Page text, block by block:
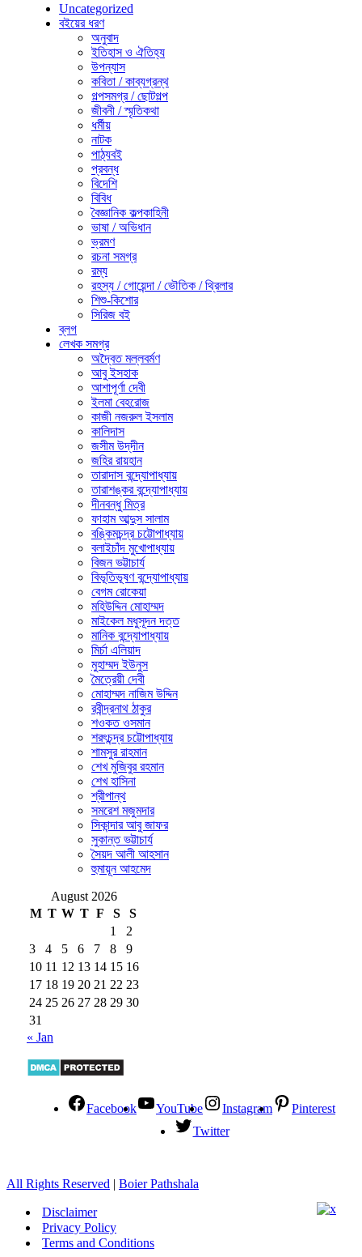
Uncategorized
বইয়ের ধরণ
অনুবাদ
ইতিহাস ও ঐতিহ্য
উপন্যাস
কবিতা / কাব্যগ্রন্থ
গল্পসমগ্র / ছোটগল্প
জীবনী / স্মৃতিকথা
ধর্মীয়
নাটক
পাঠ্যবই
প্রবন্ধ
বিদেশি
বিবিধ
বৈজ্ঞানিক কল্পকাহিনী
ভাষা / অভিধান
ভ্রমণ
রচনা সমগ্র
রম্য
রহস্য / গোয়েন্দা / ভৌতিক / থ্রিলার
শিশু-কিশোর
সিরিজ বই
ব্লগ
লেখক সমগ্র
অদ্বৈত মল্লবর্মণ
আবু ইসহাক
আশাপূর্ণা দেবী
ইলমা বেহরোজ
কাজী নজরুল ইসলাম
কালিদাস
জসীম উদ্‌দীন
জহির রায়হান
তারাদাস বন্দ্যোপাধ্যায়
তারাশঙ্কর বন্দ্যোপাধ্যায়
দীনবন্ধু মিত্র
ফাহাম আব্দুস সালাম
বঙ্কিমচন্দ্র চট্টোপাধ্যায়
বলাইচাঁদ মুখোপাধ্যায়
বিজন ভট্টাচার্য
বিভূতিভূষণ বন্দ্যোপাধ্যায়
বেগম রোকেয়া
মহিউদ্দিন মোহাম্মদ
মাইকেল মধুসূদন দত্ত
মানিক বন্দ্যোপাধ্যায়
মির্চা এলিয়াদ
মুহাম্মদ ইউনুস
মৈত্রেয়ী দেবী
মোহাম্মদ নাজিম উদ্দিন
রবীন্দ্রনাথ ঠাকুর
শওকত ওসমান
শরৎচন্দ্র চট্টোপাধ্যায়
শামসুর রাহমান
শেখ মুজিবুর রহমান
শেখ হাসিনা
শ্রীপান্থ
সমরেশ মজুমদার
সিকান্দার আবু জাফর
সুকান্ত ভট্টাচার্য
সৈয়দ আলী আহসান
হুমায়ূন আহমেদ
August 2026
M T W T F S
S
1
2
3
4 5 6 7 8
9
10 11 12 13 14 15 16
17 18 19 20 21 22 23
24 25 26 27 28 29 30
31
« Jan
Facebook YouTube Instagram
Pinterest
Twitter
All Rights Reserved | Boier Pathshala
Disclaimer
Privacy Policy
Terms and Conditions